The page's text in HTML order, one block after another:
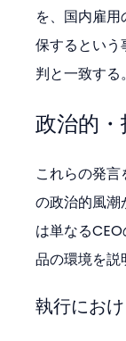
を、国内雇
保するとい
判と一致する。
政治的
これらの発
の政治的風
は単なる
品の環境を説
執行にお